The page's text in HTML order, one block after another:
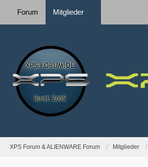
Forum Mitglieder
XPS Forum & ALIENWARE Forum Mitglieder